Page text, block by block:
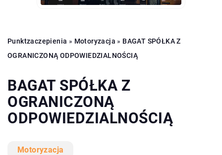
Punktzaczepienia » Motoryzacja » BAGAT SPÓŁKA Z
OGRANICZONĄ ODPOWIEDZIALNOŚCIĄ
BAGAT SPÓŁKA Z
OGRANICZONĄ
ODPOWIEDZIALNOŚCIĄ
Motoryzacja